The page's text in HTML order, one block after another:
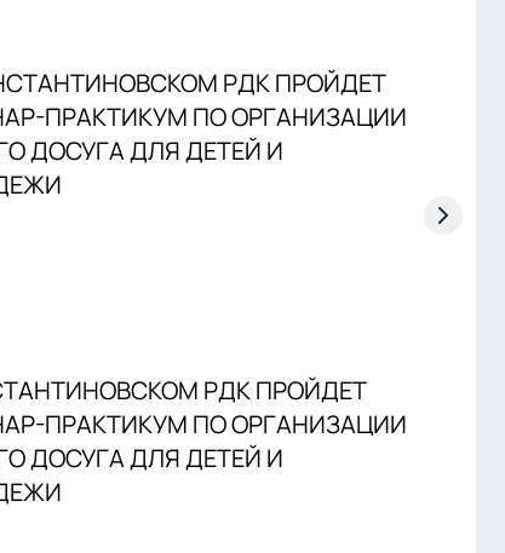
РДК ПРОЙДЕТ
ПРАКТИКУМ ПО ОРГАНИЗАЦИИ
ДОСУГА ДЛЯ ДЕТЕЙ И